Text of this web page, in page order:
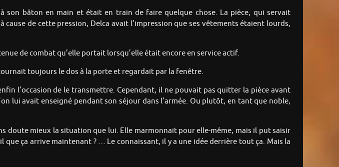
son bâton en main et était en train de faire quelque chose. La pièce, qui servait
de cette pression, Delca avait l’impression que ses vêtements étaient lourds,
de combat qu’elle portait lorsqu’elle était encore en service actif.
toujours le dos à la porte et regardait par la fenêtre.
l’occasion de le transmettre. Cependant, il ne pouvait pas quitter la pièce avant
lui avait enseigné pendant son séjour dans l’armée. Ou plutôt, en tant que noble,
doute mieux la situation que lui. Elle marmonnait pour elle-même, mais il put saisir
ça arrive maintenant ? … Le connaissant, il y a une idée derrière tout ça. Mais la